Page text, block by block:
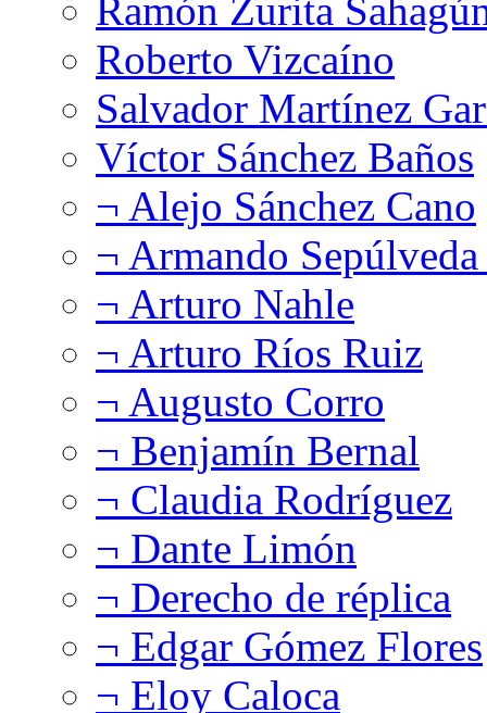
Ramón Zurita
Roberto Vizcaíno
Salvador Martínez
Víctor Sánchez Baños
¬ Alejo Sánchez Cano
¬ Armando
¬ Arturo Nahle
¬ Arturo Ríos Ruiz
¬ Augusto Corro
¬ Benjamín Bernal
¬ Claudia Rodríguez
¬ Dante Limón
¬ Derecho de réplica
¬ Edgar Gómez Flores
¬ Eloy Caloca